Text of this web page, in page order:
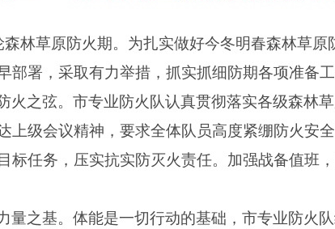
林草原防火期。为扎实做好今冬明春森林草
部署，采取有力举措，抓实抓细防期各项准备
火之弦。市专业防火队认真贯彻落实各级森林
上级会议精神，要求全体队员高度紧绷防火安
标任务，压实抗实防灭火责任。加强战备值班
量之基。体能是一切行动的基础，市专业防火